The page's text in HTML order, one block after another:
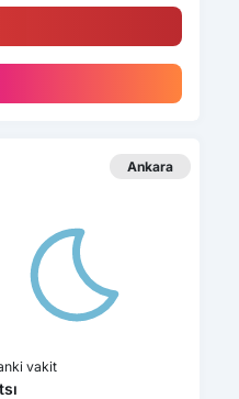
Ankara
vakit